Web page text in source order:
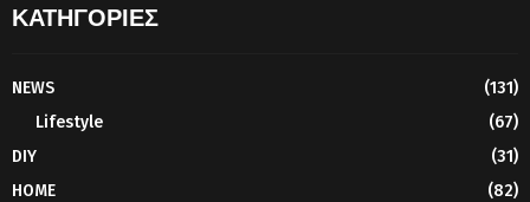
ΚΑΤΗΓΟΡΙΕΣ
NEWS
(131)
Lifestyle
(67)
DIY
(31)
HOME
(82)